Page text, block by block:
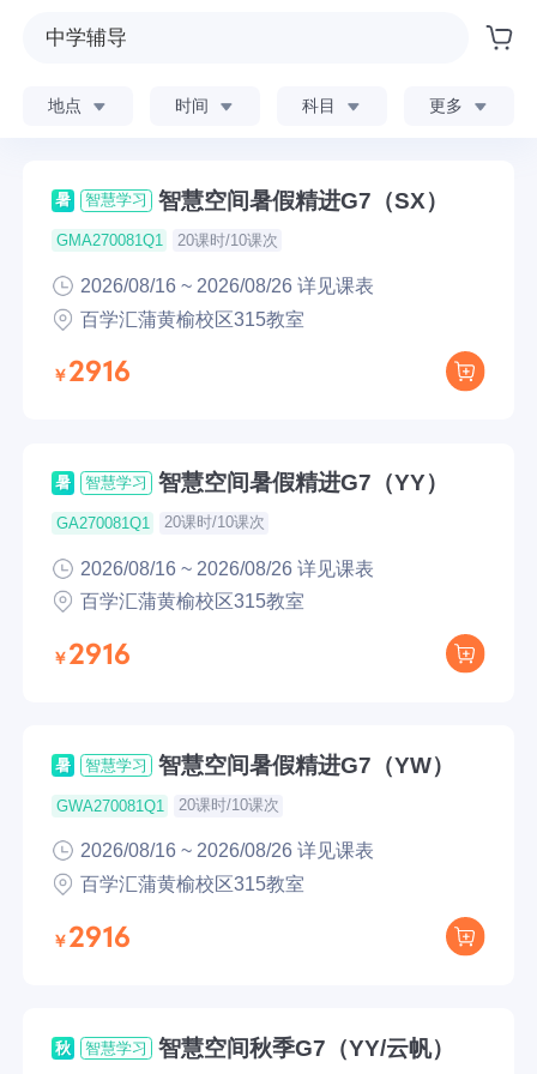
地点 时间 科目 更多
暑 智慧学习 智慧空间暑假精进G7（SX）
GMA270081Q1 20课时/10课次
2026/08/16 ~ 2026/08/26 详见课表
百学汇蒲黄榆校区315教室
2916
暑 智慧学习 智慧空间暑假精进G7（YY）
GA270081Q1 20课时/10课次
2026/08/16 ~ 2026/08/26 详见课表
百学汇蒲黄榆校区315教室
2916
暑 智慧学习 智慧空间暑假精进G7（YW）
GWA270081Q1 20课时/10课次
2026/08/16 ~ 2026/08/26 详见课表
百学汇蒲黄榆校区315教室
2916
秋 智慧学习 智慧空间秋季G7（YY/云帆）